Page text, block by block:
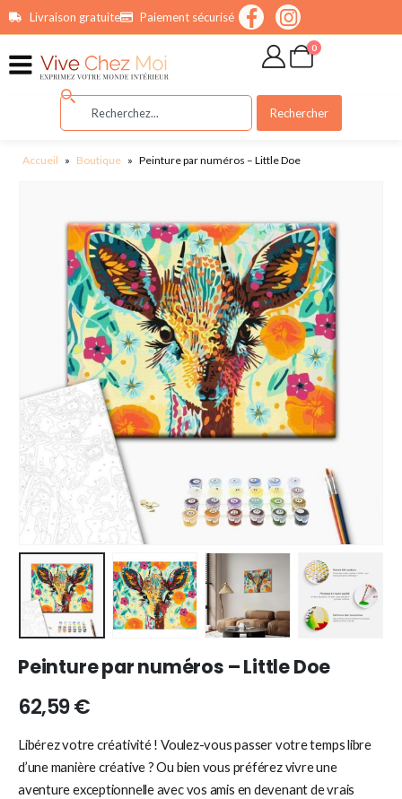
principalLivraison gratuite Paiement sécurisé
0
Rechercher
Accueil » Boutique » Peinture par numéros – Little Doe
Peinture par numéros – Little Doe
62,59€
Libérez votre créativité ! Voulez-vous passer votre temps libre
d’une manière créative ? Ou bien vous préférez vivre une
aventure exceptionnelle avec vos amis en devenant de vrais